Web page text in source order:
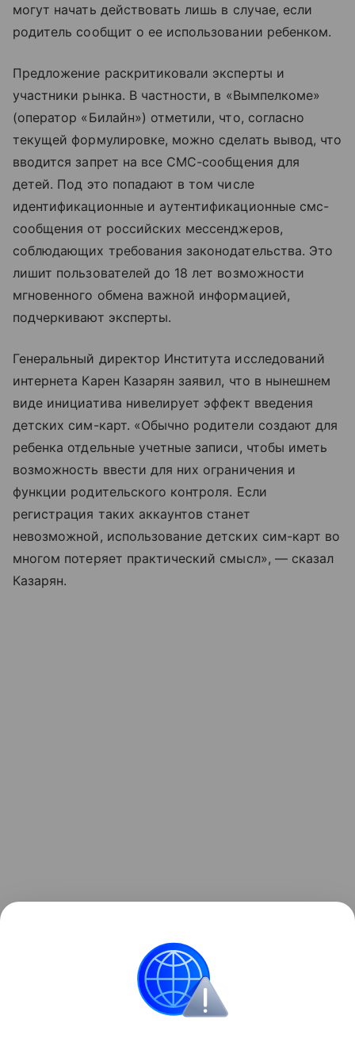
могут начать действовать лишь в случае, если
родитель сообщит о ее использовании ребенком.
Предложение раскритиковали эксперты и
участники рынка. В частности, в «Вымпелкоме»
(оператор «Билайн») отметили, что, согласно
текущей формулировке, можно сделать вывод, что
вводится запрет на все СМС-сообщения для
детей. Под это попадают в том числе
идентификационные и аутентификационные смс-
сообщения от российских мессенджеров,
соблюдающих требования законодательства. Это
лишит пользователей до 18 лет возможности
мгновенного обмена важной информацией,
подчеркивают эксперты.
Генеральный директор Института исследований
интернета Карен Казарян заявил, что в нынешнем
виде инициатива нивелирует эффект введения
детских сим-карт. «Обычно родители создают для
ребенка отдельные учетные записи, чтобы иметь
возможность ввести для них ограничения и
функции родительского контроля. Если
регистрация таких аккаунтов станет
невозможной, использование детских сим-карт во
многом потеряет практический смысл», — сказал
Казарян.
Минцифры Связь